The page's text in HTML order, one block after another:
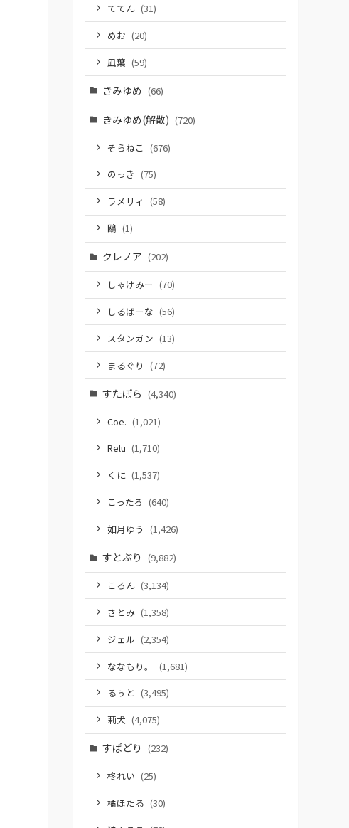
ててん (31)
めお (20)
凪葉 (59)
きみゆめ (66)
きみゆめ(解散) (720)
そらねこ (676)
のっき (75)
ラメリィ (58)
鴎 (1)
クレノア (202)
しゃけみー (70)
しるばーな (56)
スタンガン (13)
まるぐり (72)
すたぽら (4,340)
Coe. (1,021)
Relu (1,710)
くに (1,537)
こったろ (640)
如月ゆう (1,426)
すとぷり (9,882)
ころん (3,134)
さとみ (1,358)
ジェル (2,354)
ななもり。
(1,681)
るぅと (3,495)
莉犬 (4,075)
すぱどり (232)
柊れい (25)
橘ほたる (30)